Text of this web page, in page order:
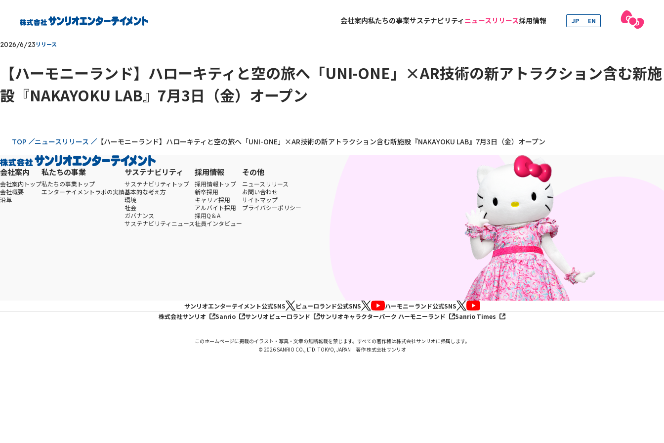
会社案内私たちの事業サステナビリティ ニュースリリース採用情報 JP EN
2026/6/23リリース
【ハーモニーランド】ハローキティと空の旅へ「UNI-ONE」×AR技術の新アトラクション含む新施
設『NAKAYOKU LAB』7月3日（金）オープン
現在位置
TOP ニュースリリース 【ハーモニーランド】ハローキティと空の旅へ「UNI-ONE」×AR技術の新アトラクション含む新施設『NAKAYOKU LAB』7月3日（金）オープン
会社案内
会社案内トップ
会社概要
沿革
私たちの事業
私たちの事業トップ
エンターテイメントラボの実績
サステナビリティ
サステナビリティトップ
基本的な考え方
環境
社会
ガバナンス
サステナビリティニュース
採用情報
採用情報トップ
新卒採用
キャリア採用
アルバイト採用
採用Q＆A
社員インタビュー
その他
ニュースリリース
お問い合わせ
サイトマップ
プライバシーポリシー
サンリオエンターテイメント公式SNS ピューロランド公式SNS ハーモニーランド公式SNS
株式会社サンリオ
Sanrio サンリオピューロランド サンリオキャラクターパーク ハーモニーランド Sanrio Times
このホームページに掲載のイラスト・写真・文章の無断転載を禁じます。すべての著作権は株式会社サンリオに帰属します。
© 2026 SANRIO CO., LTD. TOKYO, JAPAN 著作 株式会社サンリオ